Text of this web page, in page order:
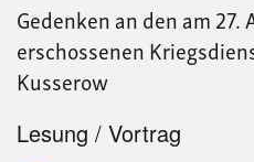
Gedenken an den am
erschossenen
Kusserow
Lesung / Vortrag